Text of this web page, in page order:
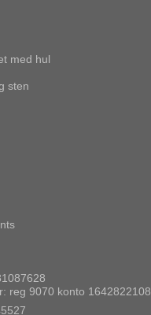
med hul
sten
reg 9070 konto 1642822108